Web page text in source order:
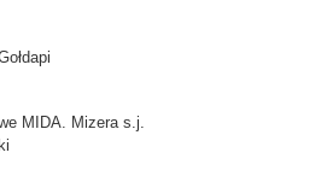
MIDA. Mizera s.j.